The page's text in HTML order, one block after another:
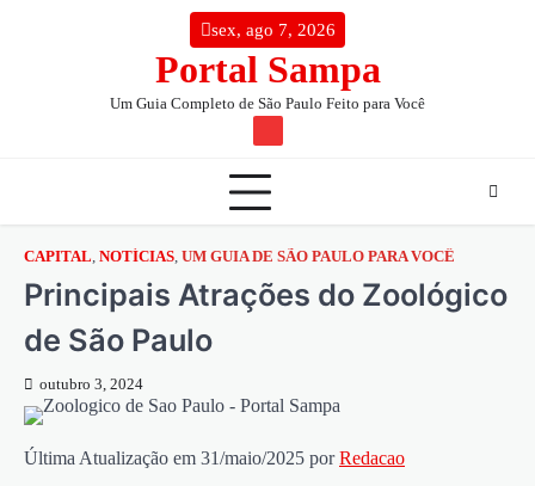
sex, ago 7, 2026
Portal Sampa
Um Guia Completo de São Paulo Feito para Você
TW
CAPITAL, NOTÍCIAS, UM GUIA DE SÃO PAULO PARA VOCÊ
Principais Atrações do Zoológico
de São Paulo
outubro 3, 2024
Última Atualização em 31/maio/2025 porRedacao